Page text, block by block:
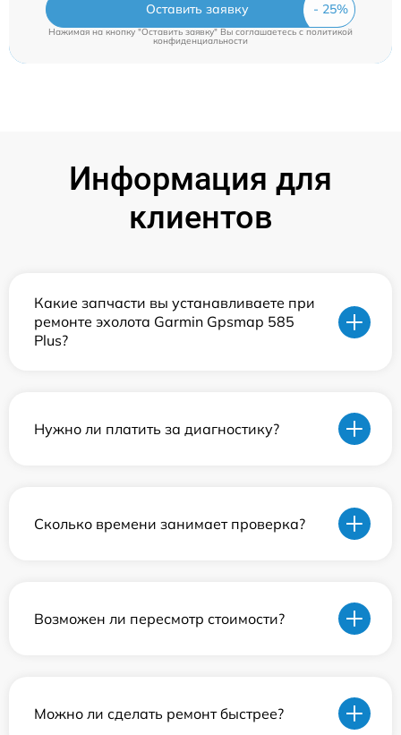
Оставить заявку
Нажимая на кнопку "Оставить заявку" Вы соглашаетесь cполитикой
конфиденциальности
Информация для
клиентов
Какие запчасти вы устанавливаете при
ремонте эхолота Garmin Gpsmap 585
Plus?
Нужно ли платить за диагностику?
Сколько времени занимает проверка?
Возможен ли пересмотр стоимости?
Можно ли сделать ремонт быстрее?